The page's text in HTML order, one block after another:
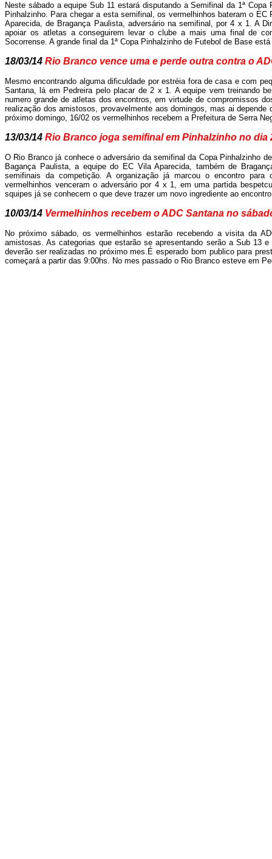
Neste sábado a equipe Sub 11 estará disputando a Semifinal da 1ª
Pinhalzinho. Para chegar a esta semifinal, os vermelhinhos bateram o
Aparecida, de Bragança Paulista, adversário na semifinal, por 4 x 1. A
apoiar os atletas a conseguirem levar o clube a mais uma final de
Socorrense. A grande final da 1ª Copa Pinhalzinho de Futebol de Base
18/03/14 Rio Branco vence uma e perde outra contra o
Mesmo encontrando alguma dificuldade por estréia fora de casa e com
Santana, lá em Pedreira pelo placar de 2 x 1. A equipe vem treinando
numero grande de atletas dos encontros, em virtude de compromissos
realização dos amistosos, provavelmente aos domingos, mas ai
próximo domingo, 16/02 os vermelhinhos recebem a Prefeitura de Serra
13/03/14 Rio Branco joga semifinal em Pinhalzinho no dia
O Rio Branco já conhece o adversário da semifinal da Copa Pinhalzinho
Bagança Paulista, a equipe do EC Vila Aparecida, também de
semifinais da competição. A organização já marcou o encontro
vermelhinhos venceram o adversário por 4 x 1, em uma partida
squipes já se conhecem o que deve trazer um novo ingrediente ao
10/03/14 Vermelhinhos recebem o ADC Santana no
No próximo sábado, os vermelhinhos estarão recebendo a visita da
amistosas. As categorias que estarão se apresentando serão a Sub 13
deverão ser realizadas no próximo mes.É esperado bom publico para
começará a partir das 9:00hs. No mes passado o Rio Branco esteve em